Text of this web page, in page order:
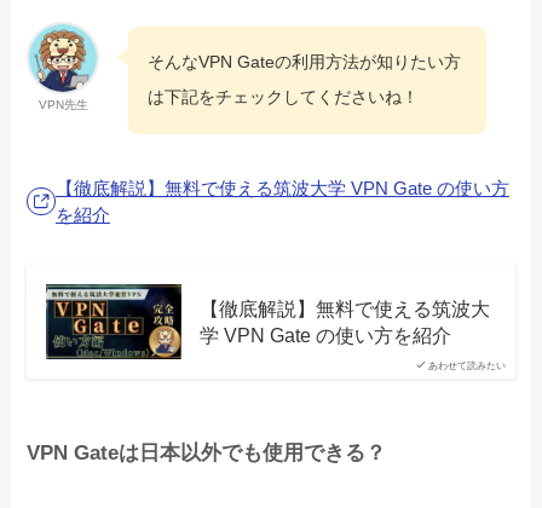
VPN先生
そんなVPN Gateの利用方法が知りたい方
は下記をチェックしてくださいね！
【徹底解説】無料で使える筑波大学 VPN Gate の使い方
を紹介
あわせて読みたい
【徹底解説】無料で使える筑波大
学 VPN Gate の使い方を紹介
VPN Gateは日本以外でも使用できる？